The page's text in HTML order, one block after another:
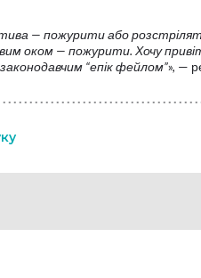
— пожурити або
оком — пожурити. Хочу
“епік фейлом”», —